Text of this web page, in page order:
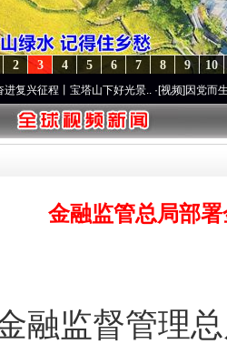
10
9
8
7
6
5
4
3
2
宝塔山下好光景..·[视频]因党而生 为党而战
金融监管总局部
监督管理总